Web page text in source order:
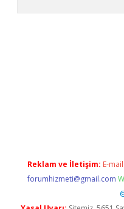
Reklam ve İletişim: E-mail:
forumhizmeti@gmail.com